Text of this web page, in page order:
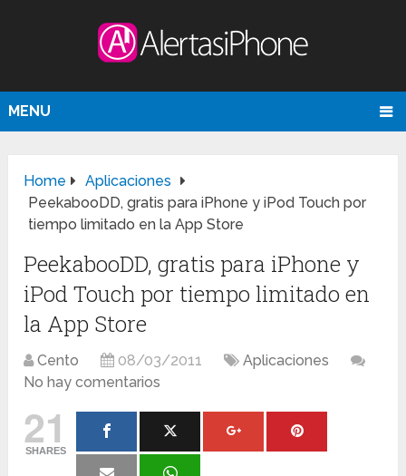
MENU
Home
Aplicaciones
PeekabooDD, gratis para iPhone y iPod Touch por
tiempo limitado en la App Store
PeekabooDD, gratis para iPhone y
iPod Touch por tiempo limitado en
la App Store
Cento 08/03/2011
Aplicaciones
No hay comentarios
21
SHARES